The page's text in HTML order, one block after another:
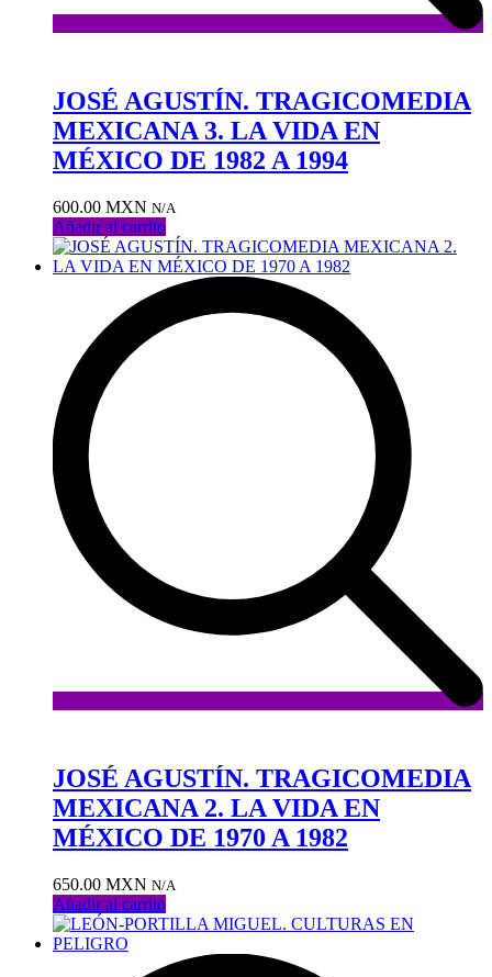
la
lista
de
deseos
JOSÉ AGUSTÍN. TRAGICOMEDIA
MEXICANA 3. LA VIDA EN
MÉXICO DE 1982 A 1994
600.00 MXN N/A
Añadir al carrito
la
lista
de
deseos
JOSÉ AGUSTÍN. TRAGICOMEDIA
MEXICANA 2. LA VIDA EN
MÉXICO DE 1970 A 1982
650.00 MXN N/A
Añadir al carrito